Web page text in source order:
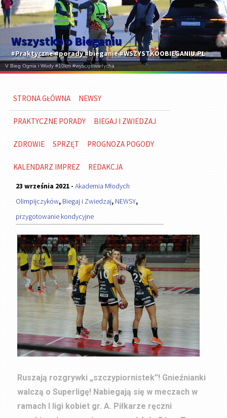
Wszystko o Bieganiu
#Praktyczne #porady #bieganie #WSZYSTKOOBIEGANIU.PL
STRONA GŁÓWNA NEWSY
PRAKTYCZNE PORADY BIEGAJ I ZWIEDZAJ
ZDROWIE SPRZĘT PROGNOZA POGODY
KALENDARZ IMPREZ REDAKCJA
23 września 2021 - Akademia Młodych
Olimpijczyków, Biegaj i Zwiedzaj, NEWSY,
przygotowanie kondycyjne
Ruszają rozgrywki „szczypiornistek”! Gnieźnianki
walczą o Superligę! Nabiegają się w meczach w
ramach I ligi kobiet gr. A. Piłkarze ręczni